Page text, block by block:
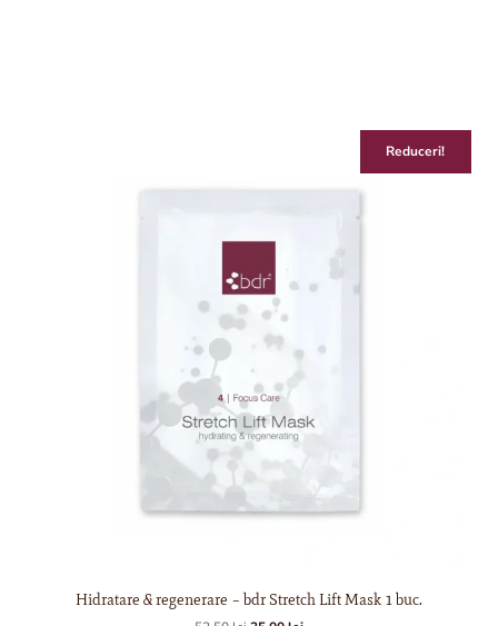
Reduceri!
Hidratare & regenerare – bdr Stretch Lift Mask 1 buc.